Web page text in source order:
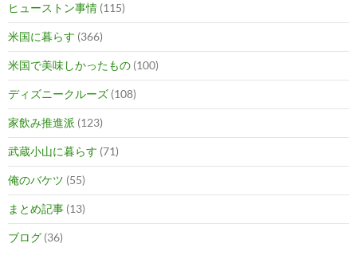
ヒューストン事情 (115)
米国に暮らす (366)
米国で美味しかったもの (100)
ディズニークルーズ (108)
家飲み推進派 (123)
武蔵小山に暮らす (71)
俺のバケツ (55)
まとめ記事 (13)
ブログ (36)